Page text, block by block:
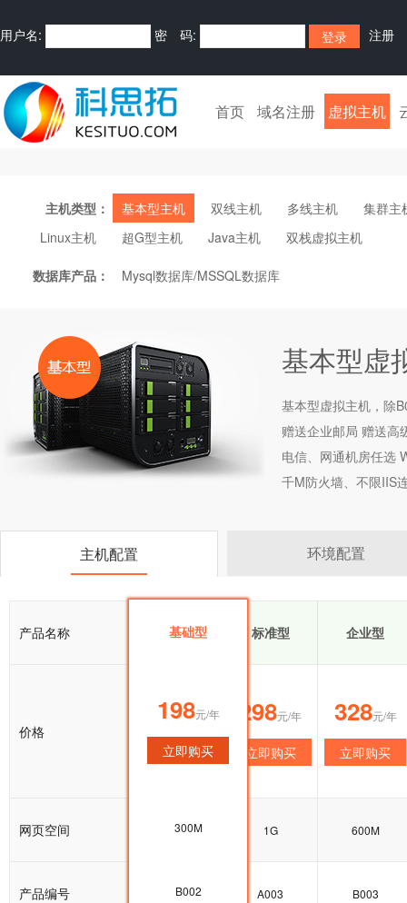
用户名: 密 码: 注册
首页 域名注册 虚拟主机
主机类型： 基本型主机 双线主机 多线主机
集群主
Linux主机
超G型主机 Java主机 双栈虚拟主机
数据库产品： Mysql数据库/MSSQL数据库
基本型虚
基本型虚拟主机 ，除
赠送企业邮局 赠送高
电信、网通机房任选
千M防火墙、不限IIS
主机配置 环境配置
产品名称 基础型 标准型 企业型
价格
198元/年
立即购买
298元/年
立即购买
328元/年
立即购买
网页空间 300M 1G 600M
产品编号 B002 A003 B003
基础型
198元/年
立即购买
300M
B002